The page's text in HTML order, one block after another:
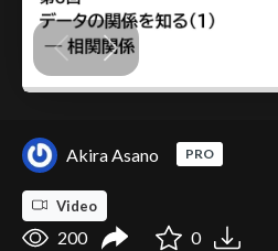
Akira Asano PRO
Video
200
0